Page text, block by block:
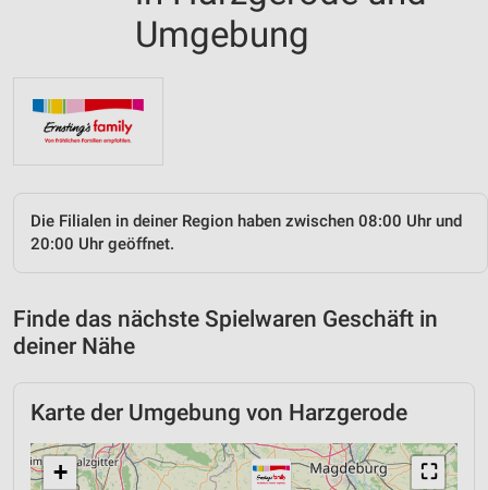
Umgebung
Die Filialen in deiner Region haben zwischen 08:00 Uhr und
20:00 Uhr geöffnet.
Finde das nächste Spielwaren Geschäft in
deiner Nähe
Karte der Umgebung von Harzgerode
⛶
+